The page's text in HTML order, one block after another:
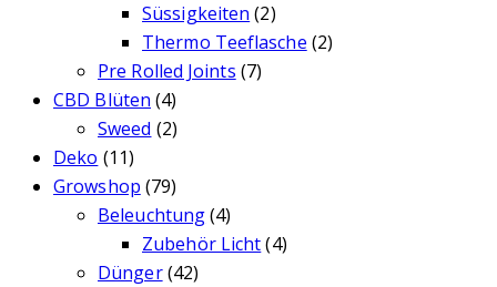
Süssigkeiten (2)
Thermo Teeflasche (2)
Pre Rolled Joints (7)
CBD Blüten (4)
Sweed (2)
Deko (11)
Growshop (79)
Beleuchtung(4)
Zubehör Licht (4)
Dünger(42)